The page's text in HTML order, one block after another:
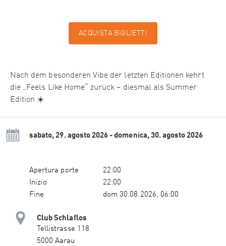
ACQUISTA BIGLIETTI
Nach dem besonderen Vibe der letzten Editionen kehrt
die „Feels Like Home“ zurück – diesmal als Summer
Edition ☀️
sabato, 29. agosto 2026 - domenica, 30. agosto 2026
Apertura porte
22:00
Inizio
22:00
Fine
dom 30.08.2026, 06:00
Club Schlaflos
Tellistrasse 118
5000 Aarau